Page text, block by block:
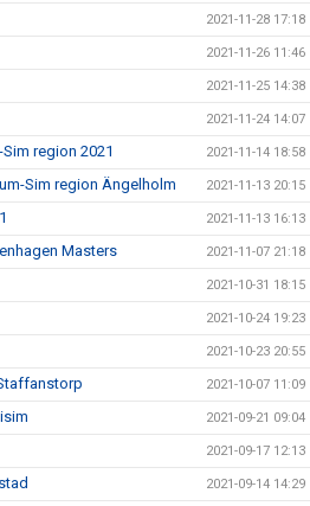
2021-11-28 17:18
2021-11-26 11:46
2021-11-25 14:38
2021-11-24 14:07
region 2021 2021-11-14 18:58
Sim region Ängelholm 2021-11-13 20:15
2021-11-13 16:13
Masters 2021-11-07 21:18
2021-10-31 18:15
2021-10-24 19:23
2021-10-23 20:55
2021-10-07 11:09
2021-09-21 09:04
2021-09-17 12:13
2021-09-14 14:29